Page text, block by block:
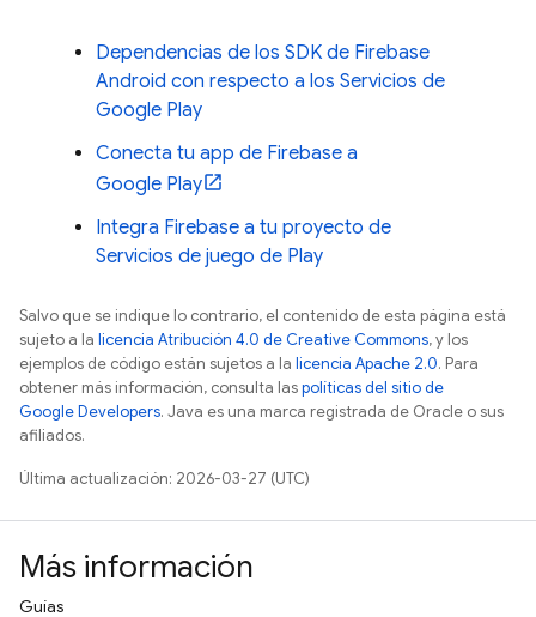
Dependencias de los SDK de Firebase
Android con respecto a los Servicios de
Google Play
Conecta tu app de Firebase a
Google Play
Integra Firebase a tu proyecto de
Servicios de juego de Play
Salvo que se indique lo contrario, el contenido de esta página está
sujeto a la licencia Atribución 4.0 de Creative Commons, y los
ejemplos de código están sujetos a la licencia Apache 2.0. Para
obtener más información, consulta laspolíticas del sitio de
Google Developers. Java es una marca registrada de Oracle o sus
afiliados.
Última actualización: 2026-03-27 (UTC)
Más información
Guías